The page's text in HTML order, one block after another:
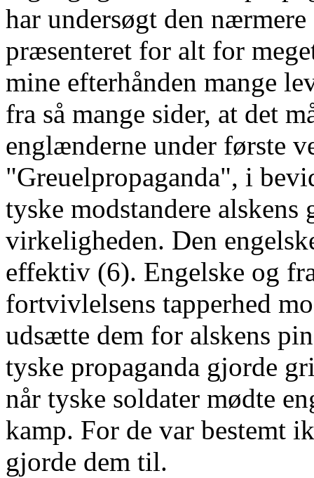
har undersøgt den
præsenteret for alt for
mine efterhånden mange
fra så mange sider, at det
englænderne under første
"Greuelpropaganda", i
tyske modstandere
virkeligheden. Den
effektiv (6). Engelske og
fortvivlelsens tapperhed
udsætte dem for alskens
tyske propaganda gjorde
når tyske soldater mødte
kamp. For de var bestemt
gjorde dem til.